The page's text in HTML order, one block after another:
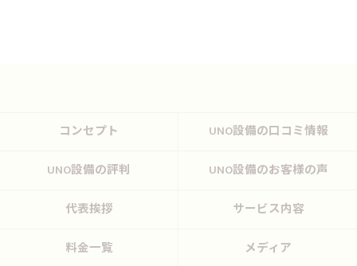
コンセプト UNO設備の口コミ情報
UNO設備の評判 UNO設備のお客様の声
代表挨拶 サービス内容
料金一覧 メディア